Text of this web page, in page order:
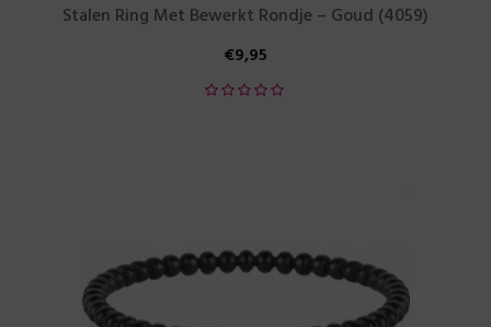
Stalen Ring Met Bewerkt Rondje – Goud (4059)
€9,95